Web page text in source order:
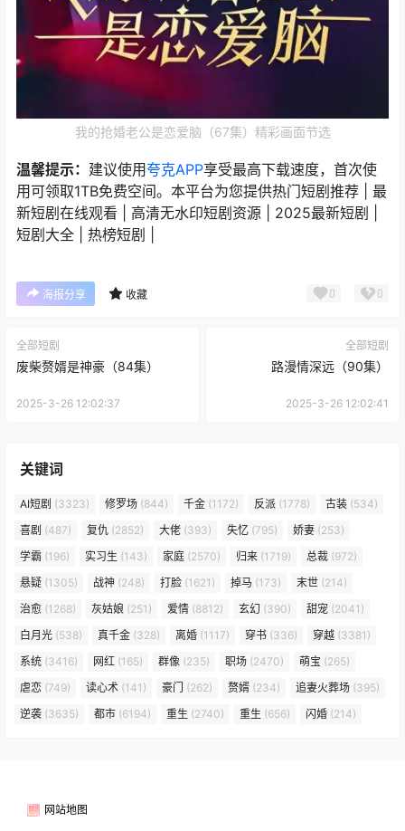
我的抢婚老公是恋爱脑（67集）精彩画面节选
温馨提示： 建议使用夸克APP享受最高下载速度，首次使
用可领取1TB免费空间。本平台为您提供热门短剧推荐 | 最
新短剧在线观看 | 高清无水印短剧资源 | 2025最新短剧 |
短剧大全 | 热榜短剧 |
海报分享 收藏 0 0
全部短剧
废柴赘婿是神豪（84集）
2025-3-26 12:02:37
全部短剧
路漫情深远（90集）
2025-3-26 12:02:41
关键词
AI短剧 (3323) 修罗场 (844) 千金 (1172) 反派 (1778) 古装 (534)
喜剧 (487) 复仇 (2852) 大佬 (393) 失忆 (795) 娇妻 (253)
学霸 (196) 实习生 (143) 家庭 (2570) 归来 (1719) 总裁 (972)
悬疑 (1305) 战神 (248) 打脸 (1621) 掉马 (173) 末世 (214)
治愈 (1268) 灰姑娘 (251) 爱情 (8812) 玄幻 (390) 甜宠 (2041)
白月光 (538) 真千金 (328) 离婚 (1117) 穿书 (336) 穿越 (3381)
系统 (3416) 网红 (165) 群像 (235) 职场 (2470) 萌宝 (265)
虐恋 (749) 读心术 (141) 豪门 (262) 赘婿 (234) 追妻火葬场 (395)
逆袭 (3635) 都市 (6194) 重生 (2740) 重生 (656) 闪婚 (214)
网站地图